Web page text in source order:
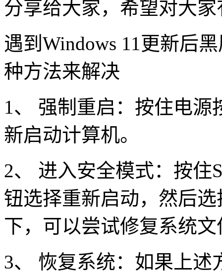
分享给大家，希望对大
遇到Windows 11更新后
种方法来解决
1、 强制重启：按住电
新启动计算机。
2、 进入安全模式：按住
钮选择重新启动，然后
下，可以尝试修复系统
3、 恢复系统：如果上